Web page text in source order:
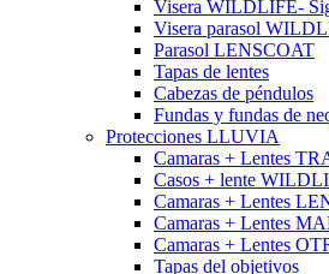
Visera WILDLIFE-
Visera parasol
Parasol LENSCOAT
Tapas de lentes
Cabezas de péndulos
Fundas y fundas de
Protecciones LLUVIA
Camaras + Lentes
Casos + lente
Camaras + Lentes
Camaras + Lentes
Camaras + Lentes
Tapas del objetivos